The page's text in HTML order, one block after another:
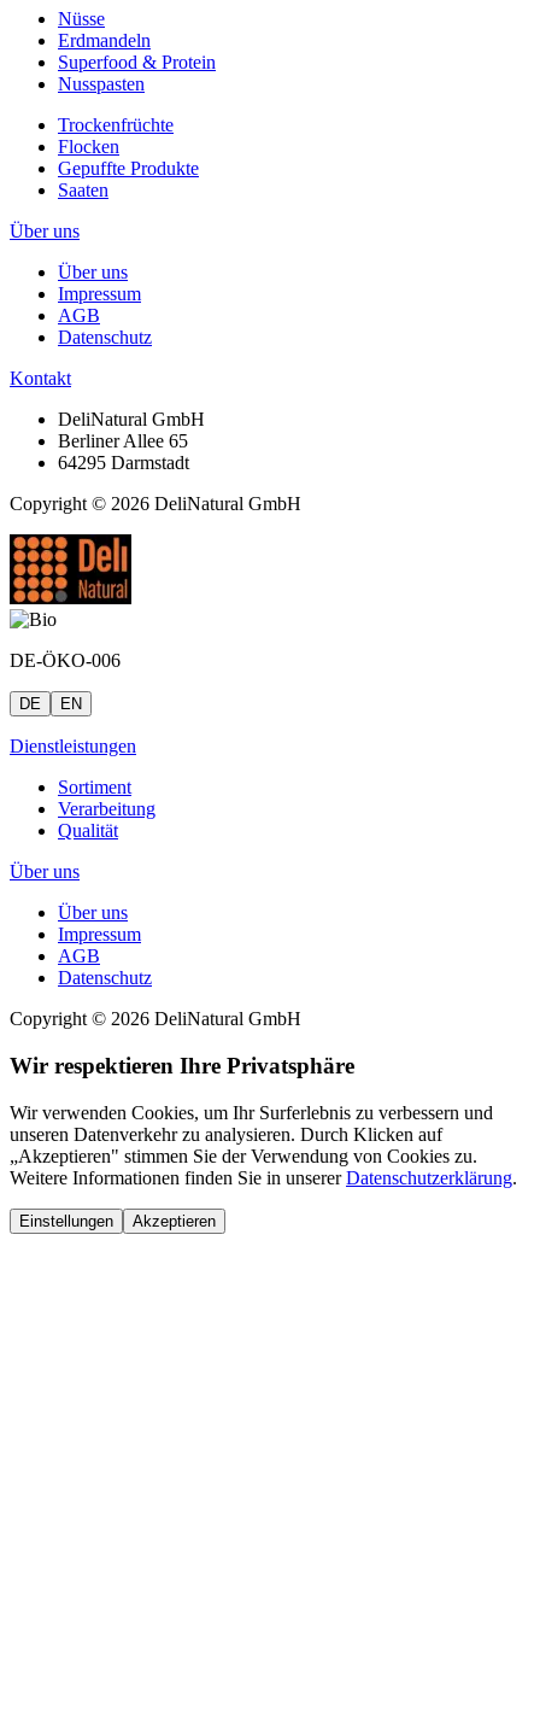
Nüsse
Erdmandeln
Superfood & Protein
Nusspasten
Trockenfrüchte
Flocken
Gepuffte Produkte
Saaten
Über uns
Über uns
Impressum
AGB
Datenschutz
Kontakt
DeliNatural GmbH
Berliner Allee 65
64295 Darmstadt
Copyright © 2026 DeliNatural GmbH
DE-ÖKO-006
DE EN
Dienstleistungen
Sortiment
Verarbeitung
Qualität
Über uns
Über uns
Impressum
AGB
Datenschutz
Copyright © 2026 DeliNatural GmbH
Wir respektieren Ihre Privatsphäre
Wir verwenden Cookies, um Ihr Surferlebnis zu verbessern und
unseren Datenverkehr zu analysieren. Durch Klicken auf
„Akzeptieren" stimmen Sie der Verwendung von Cookies zu.
Weitere Informationen finden Sie in unsererDatenschutzerklärung.
Einstellungen Akzeptieren